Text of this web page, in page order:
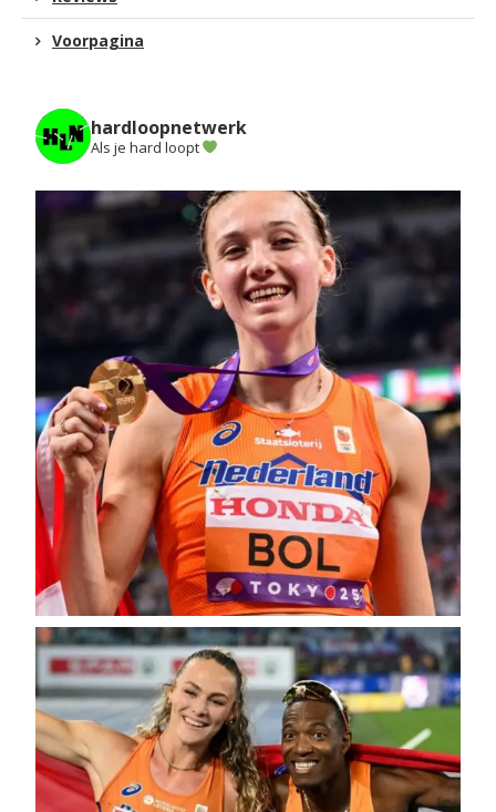
Voorpagina
hardloopnetwerk
Als je hard loopt